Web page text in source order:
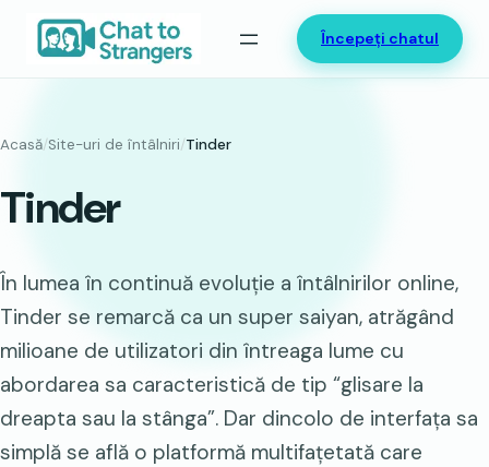
Începeți chatul
Acasă/Site-uri de întâlniri/Tinder
Tinder
În lumea în continuă evoluție a întâlnirilor online,
Tinder se remarcă ca un super saiyan, atrăgând
milioane de utilizatori din întreaga lume cu
abordarea sa caracteristică de tip “glisare la
dreapta sau la stânga”. Dar dincolo de interfața sa
simplă se află o platformă multifațetată care